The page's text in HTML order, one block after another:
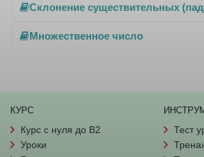
Склонение существительных
Множественное число
КУРС
Курс с нуля до B2
Уроки
Тест